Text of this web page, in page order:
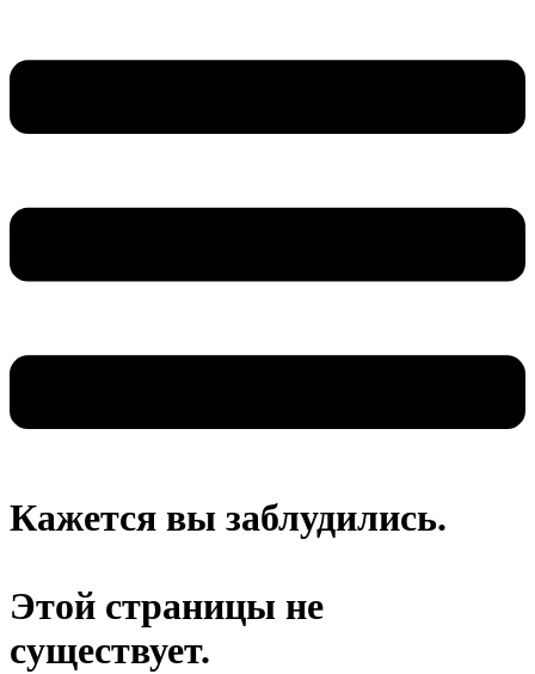
Кажется вы заблудились.
Этой страницы не
существует.​